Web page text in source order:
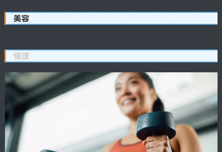
美容
健康